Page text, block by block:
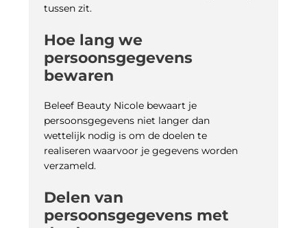
tussen zit.
Hoe lang we
persoonsgegevens
bewaren
Beleef Beauty Nicole bewaart je
persoonsgegevens niet langer dan
wettelijk nodig is om de doelen te
realiseren waarvoor je gegevens worden
verzameld.
Delen van
persoonsgegevens met